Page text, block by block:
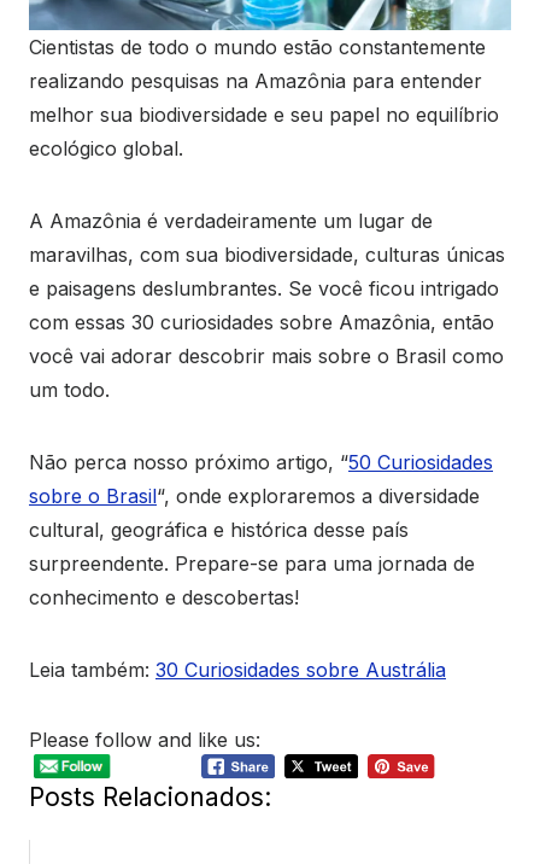
Cientistas de todo o mundo estão constantemente
realizando pesquisas na Amazônia para entender
melhor sua biodiversidade e seu papel no equilíbrio
ecológico global.
A Amazônia é verdadeiramente um lugar de
maravilhas, com sua biodiversidade, culturas únicas
e paisagens deslumbrantes. Se você ficou intrigado
com essas 30 curiosidades sobre Amazônia, então
você vai adorar descobrir mais sobre o Brasil como
um todo.
Não perca nosso próximo artigo, “50 Curiosidades
sobre o Brasil“, onde exploraremos a diversidade
cultural, geográfica e histórica desse país
surpreendente. Prepare-se para uma jornada de
conhecimento e descobertas!
Leia também: 30 Curiosidades sobre Austrália
Please follow and like us:
Posts Relacionados: